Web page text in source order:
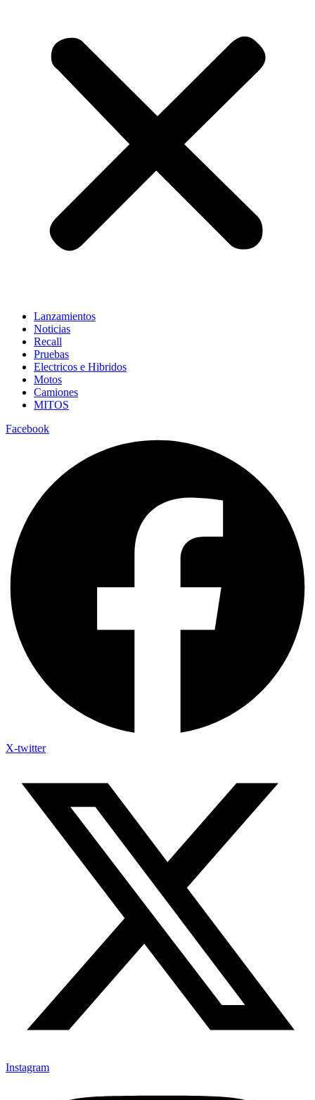
Lanzamientos
Noticias
Recall
Pruebas
Electricos e Hibridos
Motos
Camiones
MITOS
Facebook
X-twitter
Instagram